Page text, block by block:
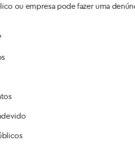
ou empresa pode fazer uma